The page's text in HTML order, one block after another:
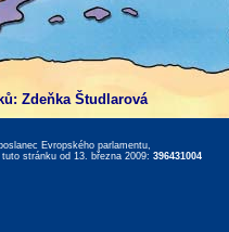
Zdeňka Študlarová
Evropského parlamentu,
stránku od 13. března 2009: 396431004